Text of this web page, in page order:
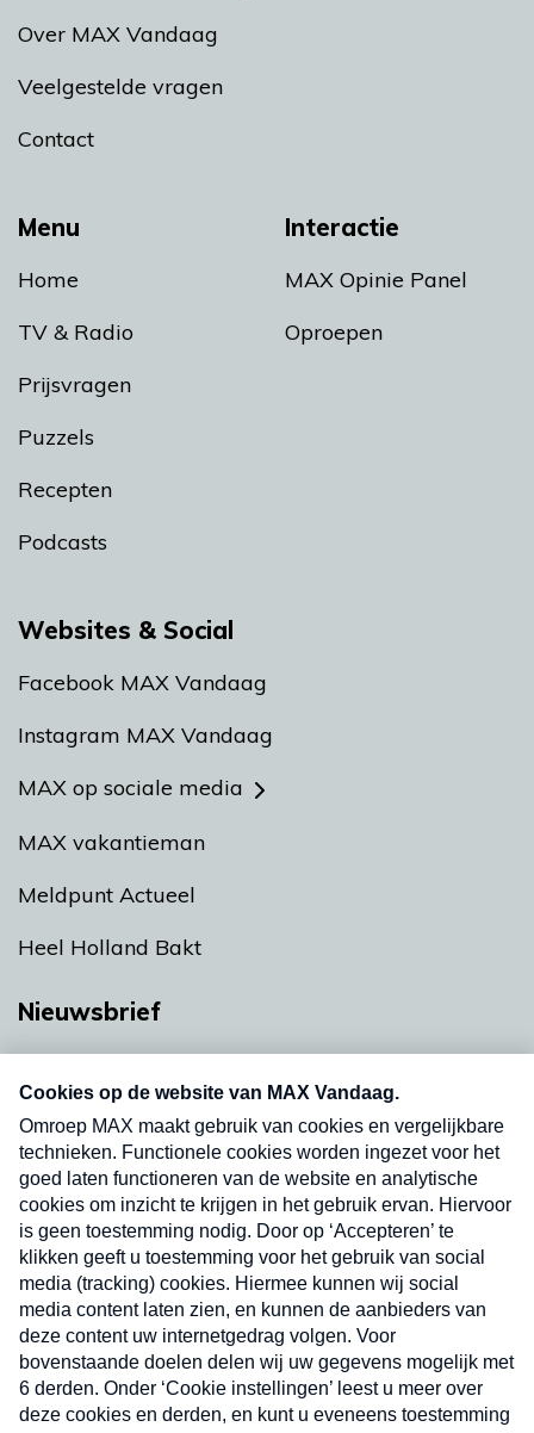
Menu
Home
TV & Radio
Prijsvragen
Puzzels
Recepten
Podcasts
Interactie
MAX Opinie Panel
Oproepen
Over MAX Vandaag
Veelgestelde vragen
Contact
Websites & Social
Facebook MAX Vandaag
Instagram MAX Vandaag
MAX op sociale media
MAX vakantieman
Meldpunt Actueel
Heel Holland Bakt
Nieuwsbrief
nieuwsbrief. Elke vrijdag- en dinsdagochtend in
uw mailbox.
Verzend
Nieuwsbrief